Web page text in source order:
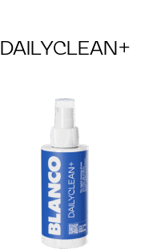
DAILYCLEAN+